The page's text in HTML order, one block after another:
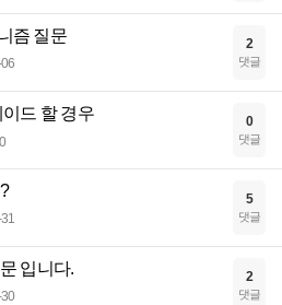
즘 질문 2
댓글
드 할 경우 0
댓글
5
댓글
입니다. 2
댓글